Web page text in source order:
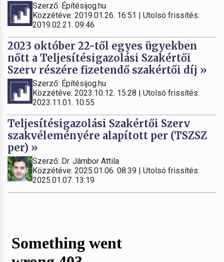
Szerző: Építésijog.hu
Közzétéve: 2019.01.26. 16:51 | Utolsó frissítés:
2019.02.21. 09:46
2023 október 22-től egyes ügyekben
nőtt a Teljesítésigazolási Szakértői
Szerv részére fizetendő szakértői díj »
Szerző: Építésijog.hu
Közzétéve: 2023.10.12. 15:28 | Utolsó frissítés:
2023.11.01. 10:55
Teljesítésigazolási Szakértői Szerv
szakvéleményére alapított per (TSZSZ
per) »
Szerző: Dr. Jámbor Attila
Közzétéve: 2025.01.06. 08:39 | Utolsó frissítés:
2025.01.07. 13:19